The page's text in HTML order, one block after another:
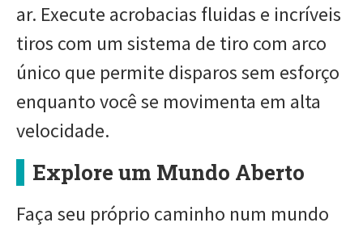
ar. Execute acrobacias fluidas e incríveis
tiros com um sistema de tiro com arco
único que permite disparos sem esforço
enquanto você se movimenta em alta
velocidade.
Explore um Mundo Aberto
Faça seu próprio caminho num mundo